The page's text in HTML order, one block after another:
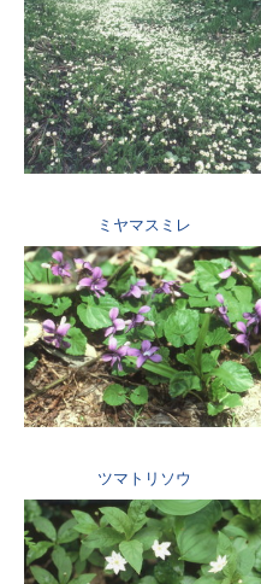
ミヤマスミレ
ツマトリソウ